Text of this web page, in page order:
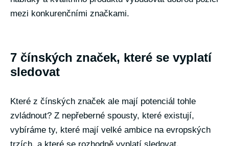
mezi konkurenčními značkami.
7 čínských značek, které se vyplatí
sledovat
Které z čínských značek ale mají potenciál tohle
zvládnout? Z nepřeberné spousty, které existují,
vybíráme ty, které mají velké ambice na evropských